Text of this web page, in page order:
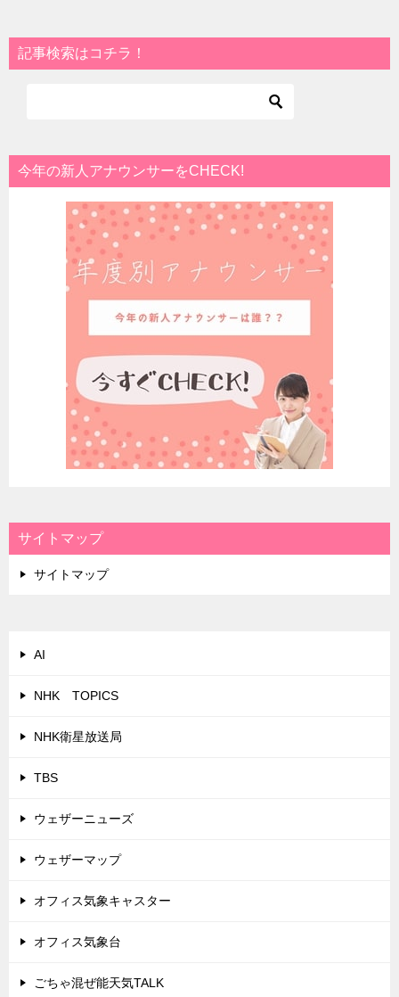
記事検索はコチラ！
今年の新人アナウンサーをCHECK!
サイトマップ
サイトマップ
AI
NHK TOPICS
NHK衛星放送局
TBS
ウェザーニューズ
ウェザーマップ
オフィス気象キャスター
オフィス気象台
ごちゃ混ぜ能天気TALK